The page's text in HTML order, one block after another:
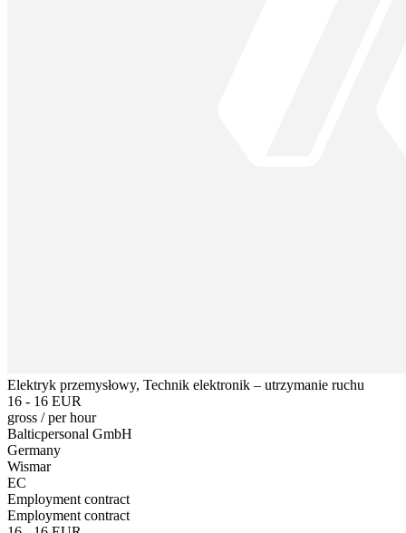
Elektryk przemysłowy, Technik elektronik – utrzymanie ruchu
16 - 16 EUR
gross /per hour
Balticpersonal GmbH
Germany
Wismar
EC
Employment contract
Employment contract